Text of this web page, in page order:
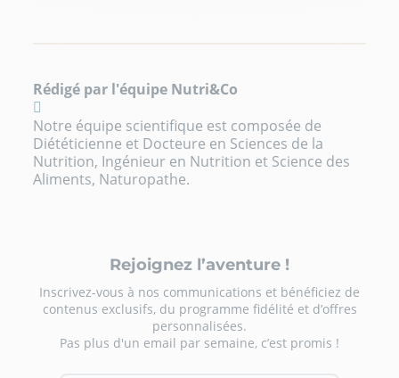
Rédigé par l'équipe Nutri&Co
Notre équipe scientifique est composée de
Diététicienne et Docteure en Sciences de la
Nutrition, Ingénieur en Nutrition et Science des
Aliments, Naturopathe.
Rejoignez l’aventure !
Inscrivez-vous à nos communications et bénéficiez de
contenus exclusifs, du programme fidélité et d’offres
personnalisées.
Pas plus d'un email par semaine, c’est promis !